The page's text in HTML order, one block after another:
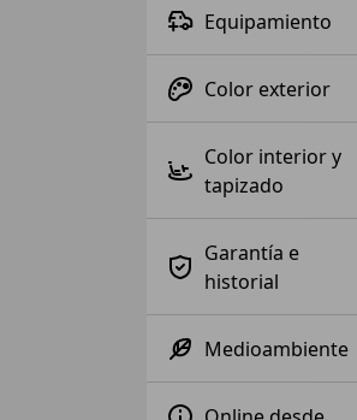
Equipamiento
Color exterior
Color interior y
tapizado
Garantía e
historial
Medioambiente